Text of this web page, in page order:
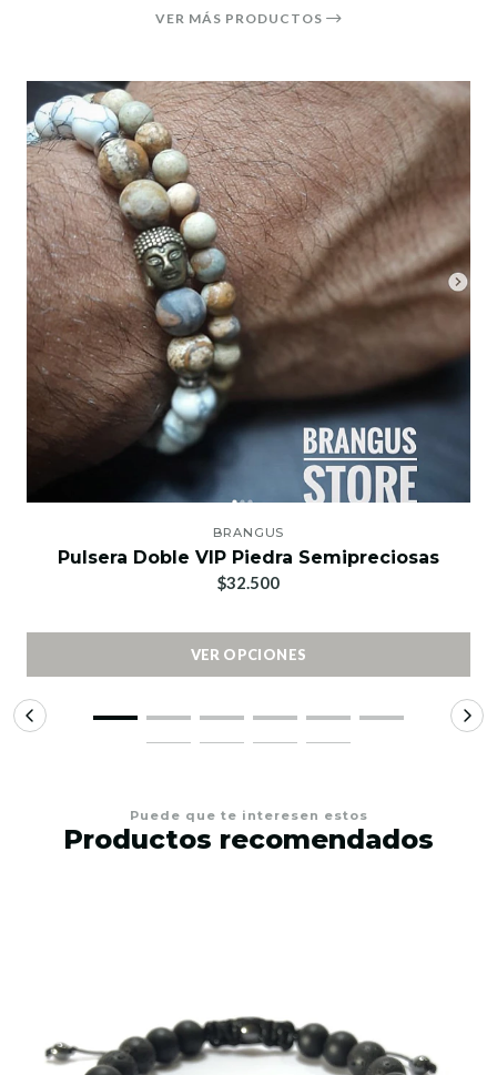
VER MÁS PRODUCTOS
BRANGUS
Pulsera Doble VIP Piedra Semipreciosas
$32.500
VER OPCIONES
Puede que te interesen estos
Productos recomendados